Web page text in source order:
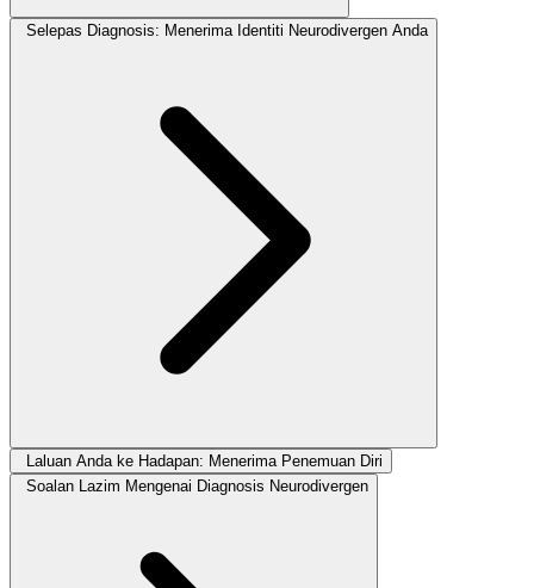
Selepas Diagnosis: Menerima Identiti Neurodivergen Anda
Laluan Anda ke Hadapan: Menerima Penemuan Diri
Soalan Lazim Mengenai Diagnosis Neurodivergen